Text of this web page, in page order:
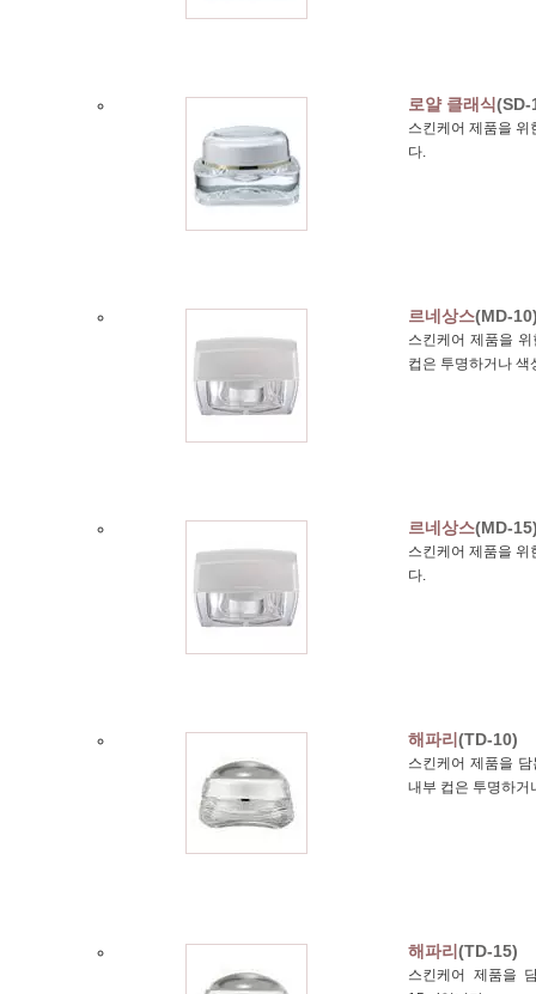
로얄 클래식(SD-
스킨케어 제품을
다.
르네상스(MD-
스킨케어 제품을
컵은 투명하거나 색
르네상스(MD-
스킨케어 제품을
다.
해파리 (TD-10)
스킨케어 제품을
내부 컵은 투명하거
해파리 (TD-15)
스킨케어 제품을